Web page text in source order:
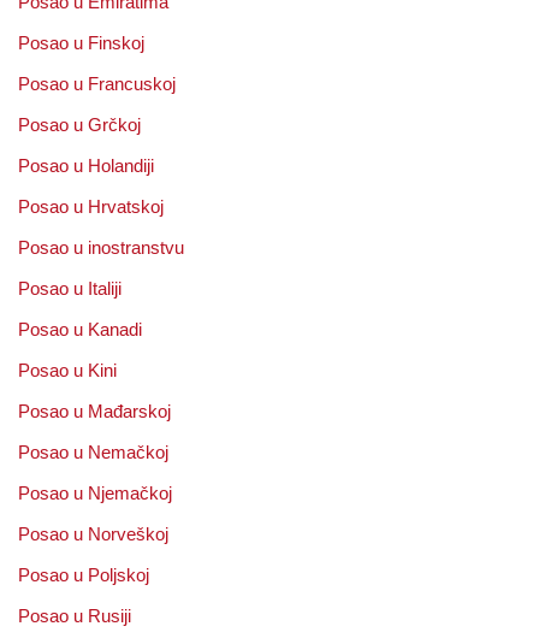
Posao u Finskoj
Posao u Francuskoj
Posao u Grčkoj
Posao u Holandiji
Posao u Hrvatskoj
Posao u inostranstvu
Posao u Italiji
Posao u Kanadi
Posao u Kini
Posao u Mađarskoj
Posao u Nemačkoj
Posao u Njemačkoj
Posao u Norveškoj
Posao u Poljskoj
Posao u Rusiji